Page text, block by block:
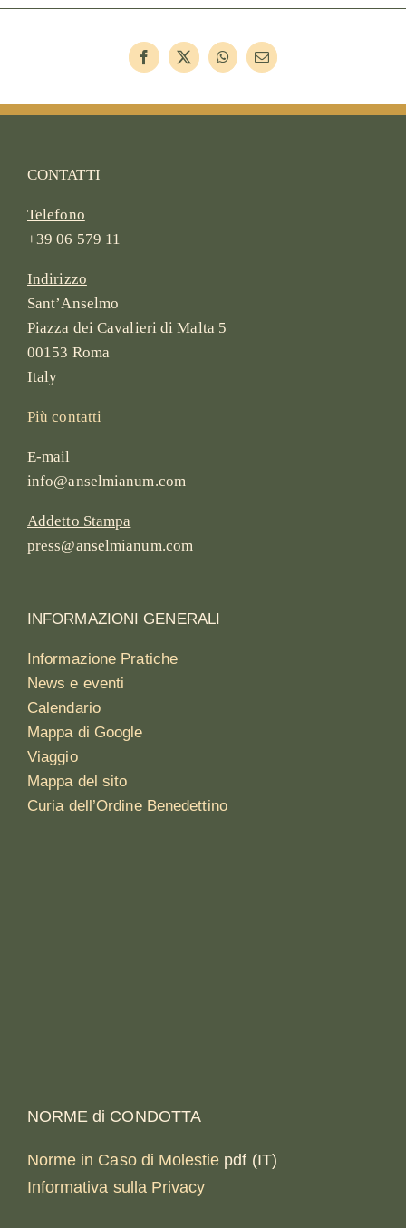
CONTATTI
Telefono
+39 06 579 11
Indirizzo
Sant’Anselmo
Piazza dei Cavalieri di Malta 5
00153 Roma
Italy
Più contatti
E-mail
info@anselmianum.com
Addetto Stampa
press@anselmianum.com
INFORMAZIONI GENERALI
Informazione Pratiche
News e eventi
Calendario
Mappa di Google
Viaggio
Mappa del sito
Curia dell’Ordine Benedettino
NORME di CONDOTTA
Norme in Caso di Molestie pdf (IT)
Informativa sulla Privacy